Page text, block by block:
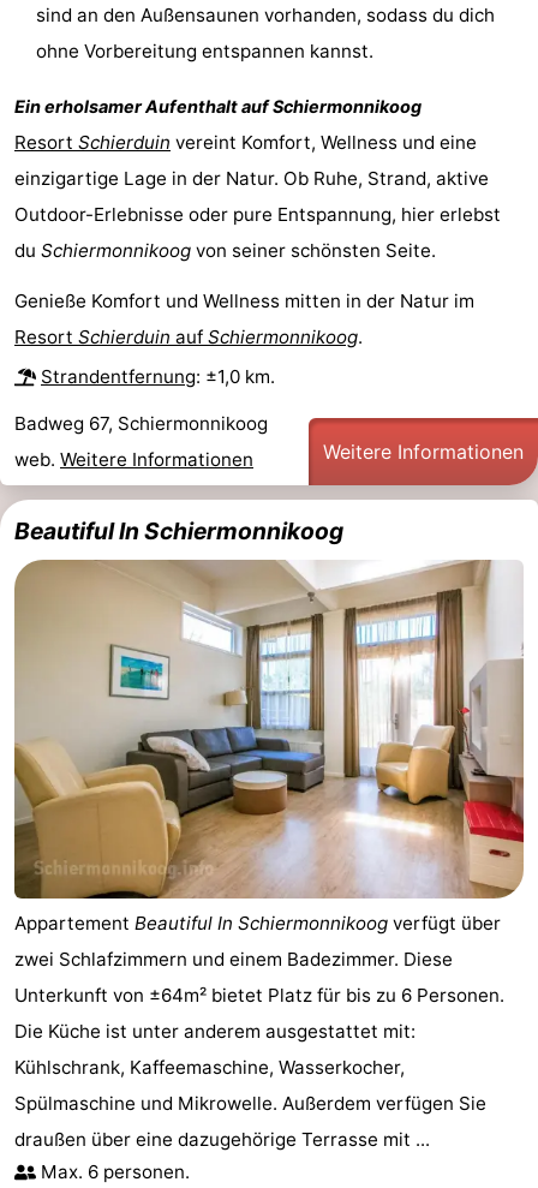
sind an den Außensaunen vorhanden, sodass du dich
ohne Vorbereitung entspannen kannst.
Ein erholsamer Aufenthalt aufSchiermonnikoog
Resort Schierduin vereint Komfort, Wellness und eine
einzigartige Lage in der Natur. Ob Ruhe, Strand, aktive
Outdoor-Erlebnisse oder pure Entspannung, hier erlebst
du Schiermonnikoog von seiner schönsten Seite.
Genieße Komfort und Wellness mitten in der Natur im
Resort Schierduin auf Schiermonnikoog.
Strandentfernung: ±1,0 km.
Badweg 67, Schiermonnikoog
web. Weitere Informationen Weitere Informationen
Beautiful In Schiermonnikoog
Appartement Beautiful In Schiermonnikoog verfügt über
zwei Schlafzimmern und einem Badezimmer. Diese
Unterkunft von ±64m² bietet Platz für bis zu 6 Personen.
Die Küche ist unter anderem ausgestattet mit:
Kühlschrank, Kaffeemaschine, Wasserkocher,
Spülmaschine und Mikrowelle. Außerdem verfügen Sie
draußen über eine dazugehörige Terrasse mit ...
Max. 6 personen.